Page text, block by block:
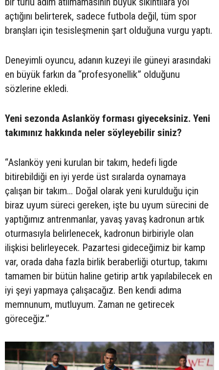
açtığını belirterek, sadece futbola değil, tüm spor
branşları için tesisleşmenin şart olduğuna vurgu yaptı.
Deneyimli oyuncu, adanın kuzeyi ile güneyi arasındaki
en büyük farkın da “profesyonellik” olduğunu
sözlerine ekledi.
Yeni sezonda Aslanköy forması giyeceksiniz. Yeni
takımınız hakkında neler söyleyebilir siniz?
“Aslanköy yeni kurulan bir takım, hedefi ligde
bitirebildiği en iyi yerde üst sıralarda oynamaya
çalışan bir takım... Doğal olarak yeni kurulduğu için
biraz uyum süreci gereken, işte bu uyum sürecini de
yaptığımız antrenmanlar, yavaş yavaş kadronun artık
oturmasıyla belirlenecek, kadronun birbiriyle olan
ilişkisi belirleyecek. Pazartesi gideceğimiz bir kamp
var, orada daha fazla birlik beraberliği oturtup, takımı
tamamen bir bütün haline getirip artık yapılabilecek en
iyi şeyi yapmaya çalışacağız. Ben kendi adıma
memnunum, mutluyum. Zaman ne getirecek
göreceğiz.”